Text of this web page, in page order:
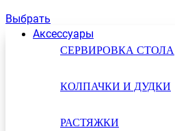
Аксессуары
СЕРВИРОВКА СТОЛА
КОЛПАЧКИ И ДУДКИ
РАСТЯЖКИ
Выбрать